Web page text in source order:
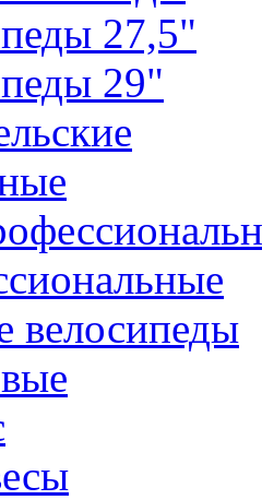
27,5"
29"
велосипеды